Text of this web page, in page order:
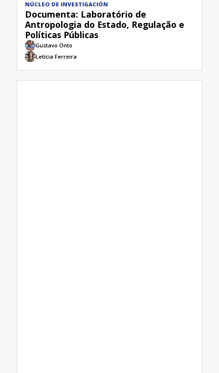
NÚCLEO DE INVESTIGACIÓN
Documenta: Laboratório de
Antropologia do Estado, Regulação e
Políticas Públicas
Gustavo Onto
Letícia Ferreira